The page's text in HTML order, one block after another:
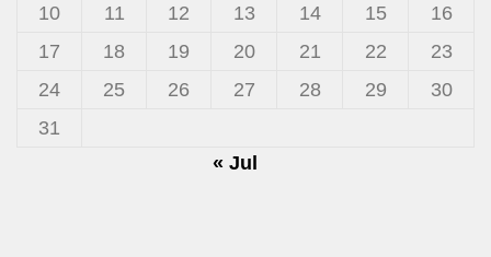
10
11 12 13 14 15
16
17
18 19 20 21 22
23
24
25 26 27 28 29
30
31
« Jul